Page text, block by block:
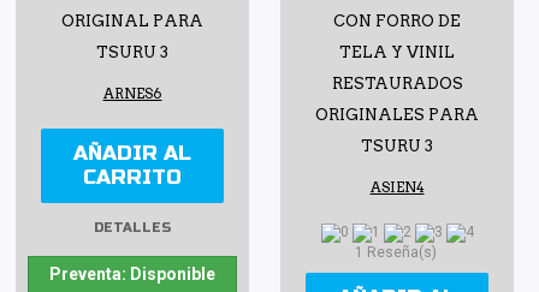
ORIGINAL PARA
TSURU 3
ARNES6
AÑADIR AL
CARRITO
DETALLES
Preventa: Disponible
CON FORRO DE
TELA Y VINIL
RESTAURADOS
ORIGINALES PARA
TSURU 3
ASIEN4
1 Reseña(s)